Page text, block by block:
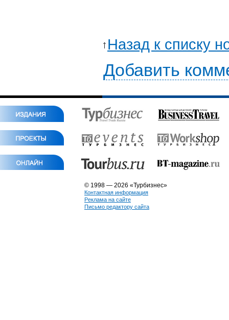
Назад к списку
Добавить
© 1998 — 2026 «Турбизнес»
Контактная информация
Реклама на сайте
Письмо редактору сайта